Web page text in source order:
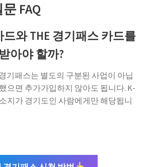
FAQ
드와 THE 경기패스 카드를
아야 할까?
기패스는 별도의 구분된 사업이 아닙
으면 추가가입하지 않아도 됩니다. K-
지가 경기도인 사람에게만 해당됩니